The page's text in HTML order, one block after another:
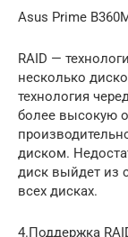
Asus Prime
RAID —
несколько
технология
более высокую
диском.
диск выйдет из
всех дисках.
4.Поддержка